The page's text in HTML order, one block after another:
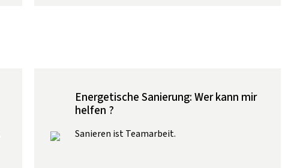
Energetische Sanierung: Wer kann mir
helfen ?
Sanieren ist Teamarbeit.